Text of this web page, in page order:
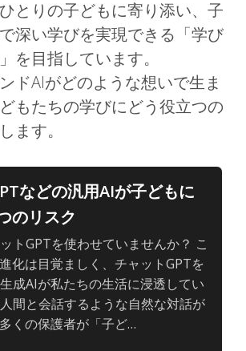
とりの子どもに寄り添い、子
深い学びを実現できる「学び
を目指しています。
ドAIがどのような想いで生ま
もたちの学びにどう役立つの
ます。
などの汎用AIが子どもに
のリスク
トGPTを使わせていませんか？ こ
化は目覚ましく、チャットGPTを
成AIが私たちの生活に浸透してい
間と会話するような自然な対話が
くの保護者が「子ど…